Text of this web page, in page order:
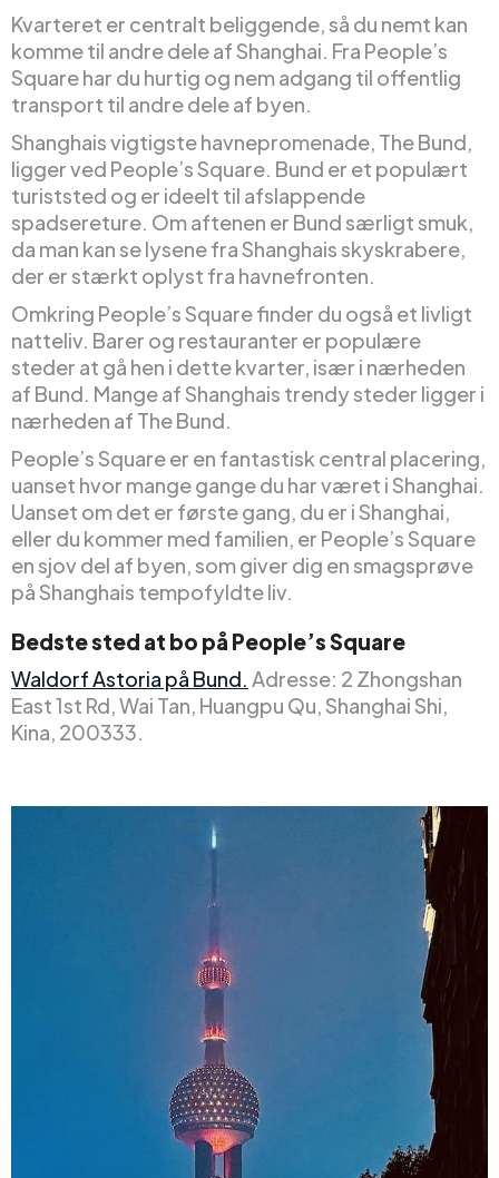
Kvarteret er centralt beliggende, så du nemt kan
komme til andre dele af Shanghai. Fra People’s
Square har du hurtig og nem adgang til offentlig
transport til andre dele af byen.
Shanghais vigtigste havnepromenade, The Bund,
ligger ved People’s Square. Bund er et populært
turiststed og er ideelt til afslappende
spadsereture. Om aftenen er Bund særligt smuk,
da man kan se lysene fra Shanghais skyskrabere,
der er stærkt oplyst fra havnefronten.
Omkring People’s Square finder du også et livligt
natteliv. Barer og restauranter er populære
steder at gå hen i dette kvarter, især i nærheden
af Bund. Mange af Shanghais trendy steder ligger i
nærheden af The Bund.
People’s Square er en fantastisk central placering,
uanset hvor mange gange du har været i Shanghai.
Uanset om det er første gang, du er i Shanghai,
eller du kommer med familien, er People’s Square
en sjov del af byen, som giver dig en smagsprøve
på Shanghais tempofyldte liv.
Bedste sted at bo på People’s Square
Waldorf Astoria på Bund. Adresse: 2 Zhongshan
East 1st Rd, Wai Tan, Huangpu Qu, Shanghai Shi,
Kina, 200333.